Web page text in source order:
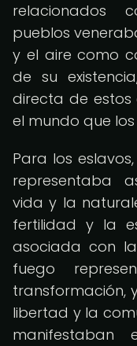
relacionados
pueblos
y el aire como
de su
directa de estos
el mundo que
Para los
representaba
vida y la
fertilidad y la
asociada con
fuego
transformación,
libertad y la
manifestaban